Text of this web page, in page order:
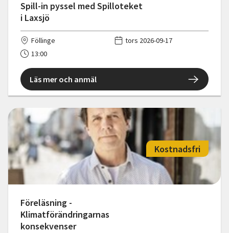
Spill-in pyssel med Spilloteket
i Laxsjö
Föllinge
tors 2026-09-17
13:00
Läs mer och anmäl
Föreläsning -
Klimatförändringarnas
konsekvenser
Kostnadsfri